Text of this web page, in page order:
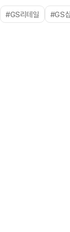
#GS리테일 #GS